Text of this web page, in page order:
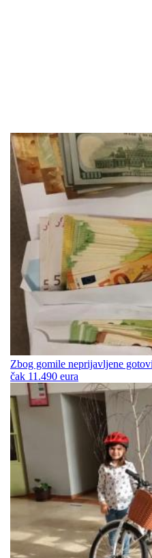
Zbog gomile neprijavljene
čak 11.490 eura